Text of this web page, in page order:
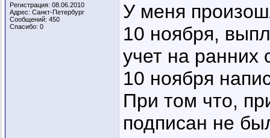
Регистрация: 08.06.2010
Адрес: Санкт-Петербург
Сообщений: 450
Спасибо: 0
У меня
10 ноября,
учет на ранних
10 ноября
При том что,
подписан не